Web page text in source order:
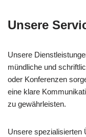
Unsere
Unsere
mündliche und
oder Konferenzen
eine klare
zu gewährleisten.
Unsere spezialisierten